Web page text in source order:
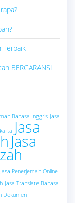
Terbaik
BERGARANSI
Bahasa Inggris Jasa
Jasa
Jasa
Jasa Penerjemah Online
Jasa Translate Bahasa
Dokumen